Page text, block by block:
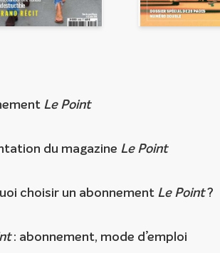
En partageant du contenu, vous
traitement, pour donner suite à
d’email indésirable. Votre
Le Point
du magazine Le Point
choisir un abonnement Le Point?
: abonnement, mode d’emploi